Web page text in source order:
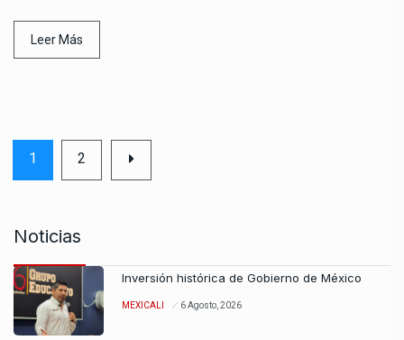
Leer Más
1 2
Noticias
Inversión histórica de Gobierno de México
MEXICALI 6 Agosto, 2026